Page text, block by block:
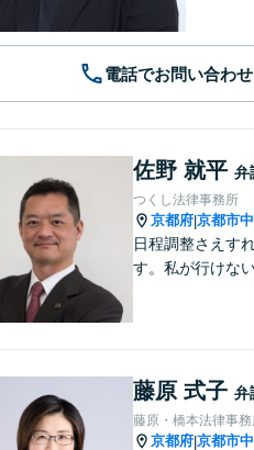
電話でお問い合わせ
佐野 就平 弁
つくし法律事務所
京都府|京都市
日程調整さえす
す。私が行けな
藤原 式子 弁
藤原・橋本法律事
京都府|京都市